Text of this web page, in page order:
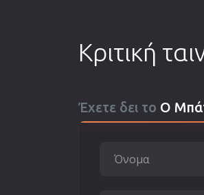
Κριτική
Έχετε δει το Ο